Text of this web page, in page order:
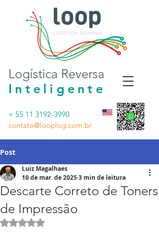
Logística Reversa
Inteligente
+ 55 11 3192-3990
contato@looplog.com.br
Post
Descarte Correto de Toners
de Impressão
Luiz Magalhaes
10 de mar. de 20253 min de leitura
Avaliado com NaN de 5 estrelas.